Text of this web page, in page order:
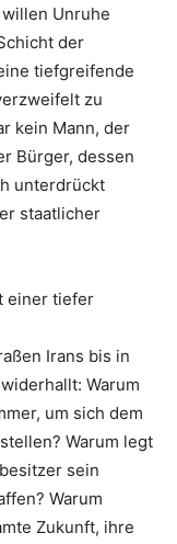
Unruhe
der
tiefgreifende
zu
kein Mann, der
Bürger, dessen
unterdrückt
staatlicher
einer tiefer
Irans bis in
Warum
um sich dem
Warum legt
sein
Warum
Zukunft, ihre